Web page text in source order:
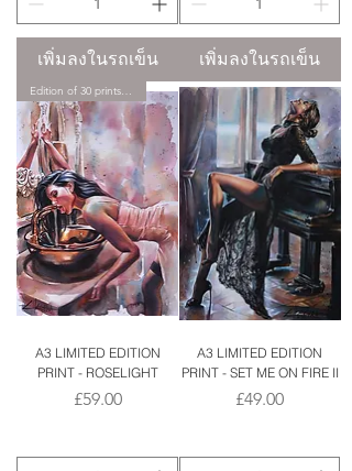
เพิ่มลงในรถเข็น เพิ่มลงในรถเข็น
Edition of 30 prints only.
A3 LIMITED EDITION
PRINT - ROSELIGHT
ราคา
£59.00
A3 LIMITED EDITION
PRINT - SET ME ON FIRE II
ราคา
£49.00